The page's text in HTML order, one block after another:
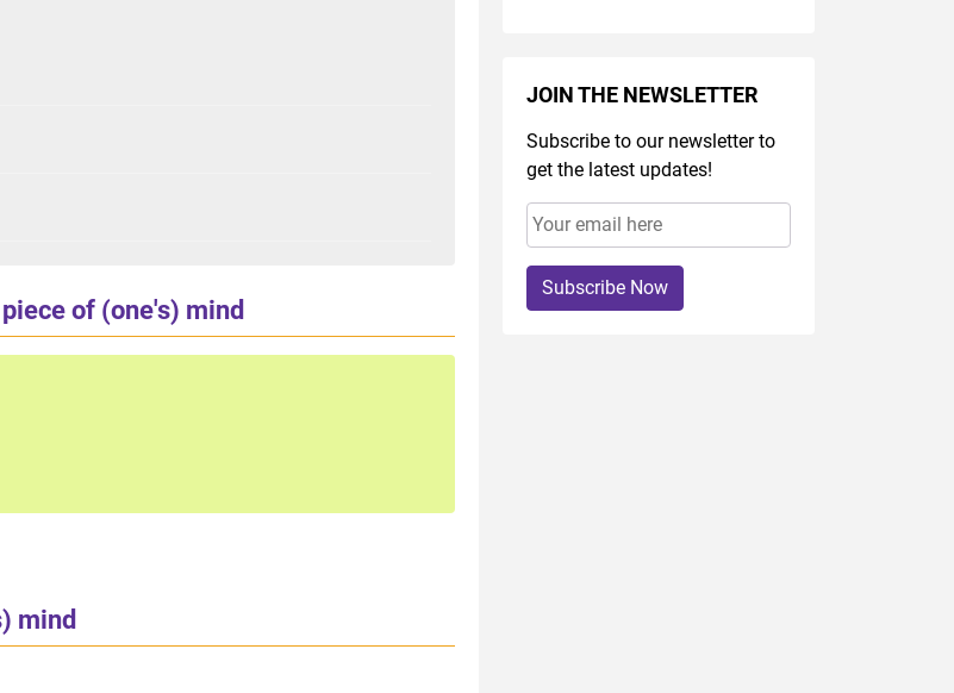
of (one's) mind
mind
JOIN THE NEWSLETTER
Subscribe to our newsletter to
get the latest updates!
Subscribe Now